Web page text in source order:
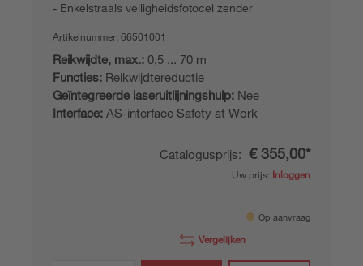
Enkelstraals veiligheidsfotocel zender
Artikelnummer: 66501001
Reikwijdte, max.: 0,5 ... 70 m
Functies: Reikwijdtereductie
Geïntegreerde laseruitlijningshulp: Nee
Interface: AS-interface Safety at Work
Catalogusprijs: € 355,00*
Uw prijs: Inloggen
Op aanvraag
Vergelijken